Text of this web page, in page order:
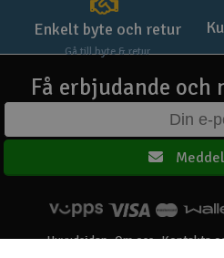
Enkelt byte och retur
Gå till byte & retur
Få erbjudande och
Huvudsidan Om oss Kontakta